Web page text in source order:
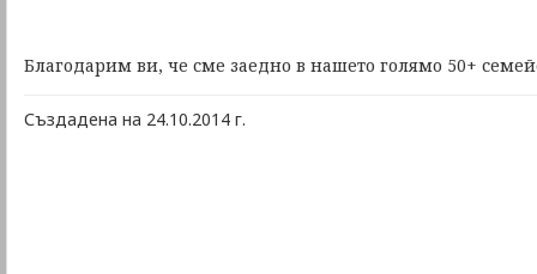
Благодарим ви, че сме заедно в нашето голямо 50+
Създадена на 24.10.2014 г.